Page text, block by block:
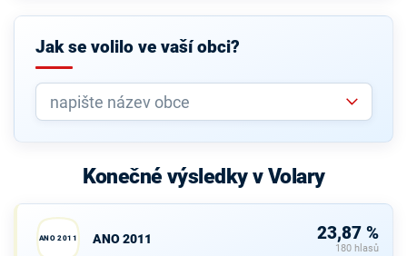
Jak se volilo ve vaší obci?
Konečné výsledky v Volary
ANO 2011 ANO 2011 23,87 %
180 hlasů